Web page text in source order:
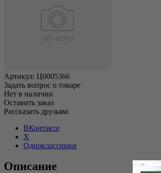
Артикул: Ц0005366
Задать вопрос о товаре
Нет в наличии
Оставить заказ
Рассказать друзьям:
ВКонтакте
X
Одноклассники
Описание